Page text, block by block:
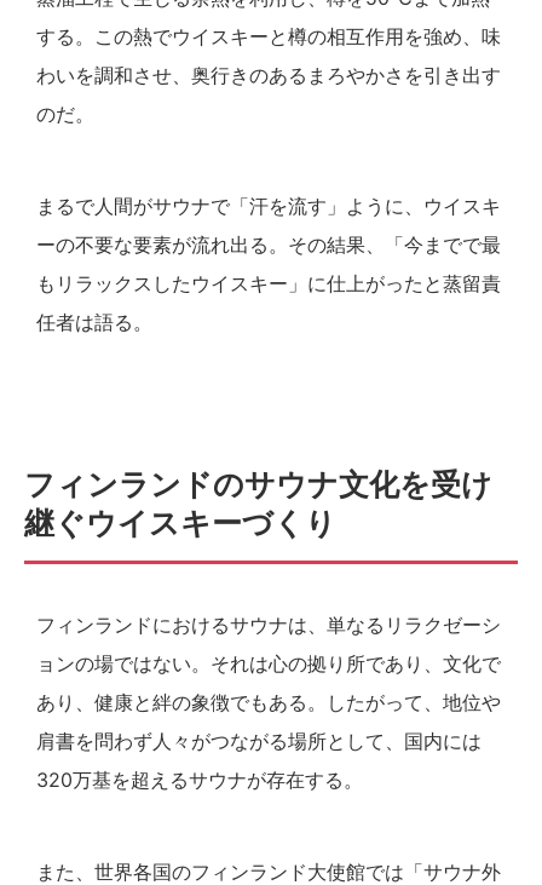
する。この熱でウイスキーと樽の相互作用を強め、味
わいを調和させ、奥行きのあるまろやかさを引き出す
のだ。
まるで人間がサウナで「汗を流す」ように、ウイスキ
ーの不要な要素が流れ出る。その結果、「今までで最
もリラックスしたウイスキー」に仕上がったと蒸留責
任者は語る。
フィンランドのサウナ文化を受け
継ぐウイスキーづくり
フィンランドにおけるサウナは、単なるリラクゼーシ
ョンの場ではない。それは心の拠り所であり、文化で
あり、健康と絆の象徴でもある。したがって、地位や
肩書を問わず人々がつながる場所として、国内には
320万基を超えるサウナが存在する。
また、世界各国のフィンランド大使館では「サウナ外